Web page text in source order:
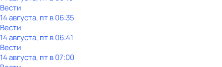
Вести
14 августа, пт в 06:35
Вести
14 августа, пт в 06:41
Вести
14 августа, пт в 07:00